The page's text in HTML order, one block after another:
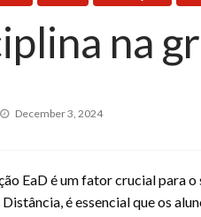
na
Posted
December 3, 2024
EaD é um fator crucial para
é essencial que os